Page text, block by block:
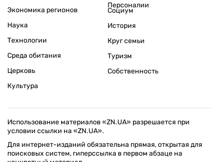
Экономика регионов
Персоналии
Наука
Технологии
Среда обитания
Церковь
Культура
Социум
История
Круг семьи
Туризм
Собственность
Использование материалов «ZN.UA» разрешается при
условии ссылки на «ZN.UA».
Для интернет-изданий обязательна прямая, открытая для
поисковых систем, гиперссылка в первом абзаце на